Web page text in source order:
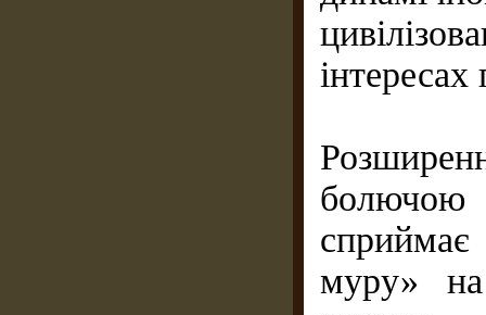
сприймає
муру» на